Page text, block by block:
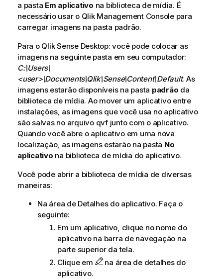
a pasta Em aplicativo na biblioteca de mídia. É
necessário usar o Qlik Management Consolepara
carregar imagens na pasta padrão.
Para o Qlik Sense Desktop: você pode colocar as
imagens na seguinte pasta em seu computador:
C:\Users\
<user>\Documents\Qlik\Sense\Content\Default. As
imagens estarão disponíveis na pasta padrão da
biblioteca de mídia. Ao mover um aplicativo entre
instalações, as imagens que você usa no aplicativo
são salvas no arquivo qvf junto com o aplicativo.
Quando você abre o aplicativo em uma nova
localização, as imagens estarão na pasta No
aplicativo na biblioteca de mídia do aplicativo.
Você pode abrir a biblioteca de mídia de diversas
maneiras:
Na área de Detalhes do aplicativo. Faça o
seguinte:
Em um aplicativo, clique no nome do
aplicativo na barra de navegação na
parte superior da tela.
Clique em
na área de detalhes do
aplicativo.